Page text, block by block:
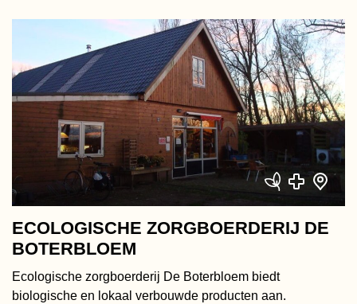
ECOLOGISCHE ZORGBOERDERIJ DE
BOTERBLOEM
Ecologische zorgboerderij De Boterbloem biedt
biologische en lokaal verbouwde producten aan.